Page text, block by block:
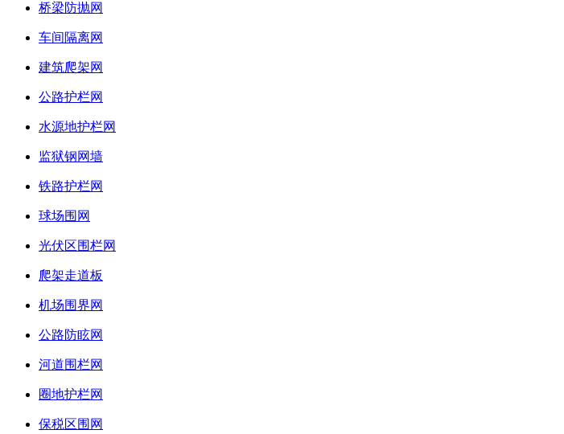
桥梁防抛网
车间隔离网
建筑爬架网
公路护栏网
水源地护栏网
监狱钢网墙
铁路护栏网
球场围网
光伏区围栏网
爬架走道板
机场围界网
公路防眩网
河道围栏网
圈地护栏网
保税区围网